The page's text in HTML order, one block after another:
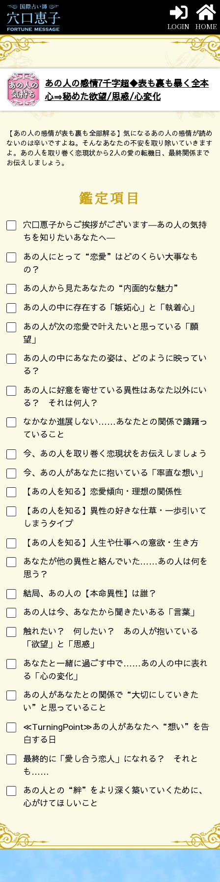
LOGIN HOME
あの人の感情7千字超◆表も裏も暴く全本
心⇒秘めた欲望/思惑/心変化
【あの人の感情が表も裏も全部解る】気になるあの人の感情が読め
ないのは辛いですよね。そんなあなたの不安を取り除いていきます
よ。あの人を取り巻く恋現状から2人の愛の転機日、最終関係まで
お伝えしましょう。
鑑定項目
穴口恵子からご挨拶がございます―あの人の気持
ちを知りたいあなたへ―
あの人にとって“恋愛”はどのくらい大事なも
の？
あの人から見たあなたの“内面的な魅力”
あの人の中に存在する「嫉妬心」と「執着心」
あの人が次の恋愛で叶えたいと思っている「願
望」
あの人の中にあなたの姿は、どのように映ってい
る？
あの人に好意を寄せている異性はあなた以外にい
る？ それは何人？
なかなか進展しない……あなたとの関係で躊躇っ
ていること
今、あの人を取り巻く恋現状をお伝えしましょう
今、あの人があなたに抱いている「率直な想い」
【あの人を知る】恋愛傾向・理想の関係性
【あの人を知る】異性の好きな仕草・一歩引いて
しまうタイプ
【あの人を知る】人生や仕事への意欲・生き方
あなたが他の異性と絡んでいた……あの人は何を
思う？
結局、あの人の【本命異性】は誰？
あの人は今、あなたから聞きたいある「言葉」
触れたい？ 何したい？ あの人が抱いている
「欲望」と「思惑」
あなたと一緒に過ごす中で……あの人の中に表れ
る「心の変化」
あの人があなたとの関係で“大切にしていきた
い”と思っていること
≪TurningPoint≫あの人があなたへ“想い”を告
白する日
最終的に「愛し合う恋人」になれる？ それと
も……
あの人との“絆”をより深く築いていくために、
心がけてほしいこと